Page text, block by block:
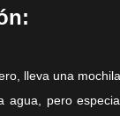
lleva una
agua, pero